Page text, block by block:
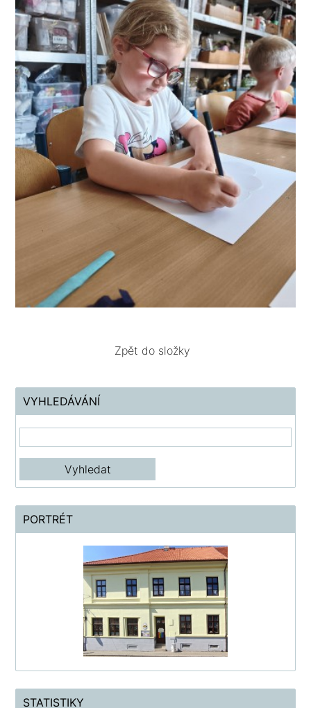
Zpět do složky
VYHLEDÁVÁNÍ
PORTRÉT
STATISTIKY